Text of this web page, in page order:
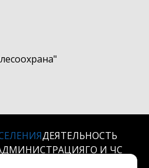
ДЕЯТЕЛЬНОСТЬ
ГО И ЧС